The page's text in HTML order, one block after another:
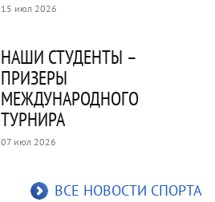
15 июл 2026
НАШИ СТУДЕНТЫ –
ПРИЗЕРЫ
МЕЖДУНАРОДНОГО
ТУРНИРА
07 июл 2026
ВСЕ НОВОСТИ СПОРТА